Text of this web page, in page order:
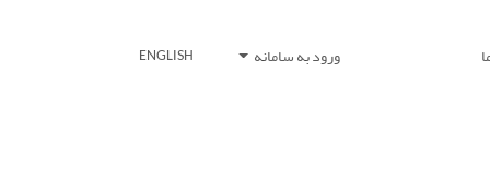
ورود به سامانه ENGLISH